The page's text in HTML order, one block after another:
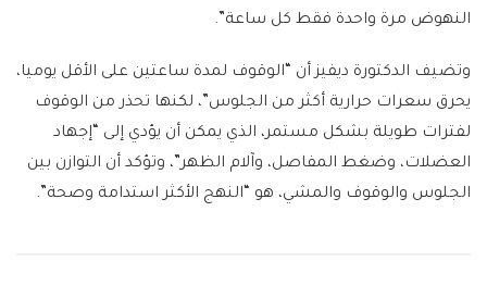
النهوض مرة واحدة فقط كل ساعة”.
وتضيف الدكتورة ديفيز أن “الوقوف لمدة ساعتين على الأقل يوميا،
يحرق سعرات حرارية أكثر من الجلوس”، لكنها تحذر من الوقوف
لفترات طويلة بشكل مستمر، الذي يمكن أن يؤدي إلى “إجهاد
العضلات، وضغط المفاصل، وآلام الظهر”، وتؤكد أن التوازن بين
الجلوس والوقوف والمشي، هو “النهج الأكثر استدامة وصحة”.